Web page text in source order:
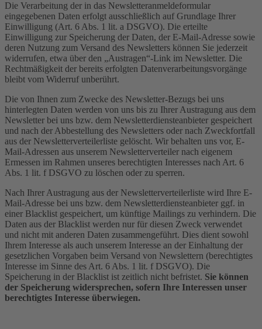
Die Verarbeitung der in das Newsletteranmeldeformular
eingegebenen Daten erfolgt ausschließlich auf Grundlage Ihrer
Einwilligung (Art. 6 Abs. 1 lit. a DSGVO). Die erteilte
Einwilligung zur Speicherung der Daten, der E-Mail-Adresse sowie
deren Nutzung zum Versand des Newsletters können Sie jederzeit
widerrufen, etwa über den „Austragen“-Link im Newsletter. Die
Rechtmäßigkeit der bereits erfolgten Datenverarbeitungsvorgänge
bleibt vom Widerruf unberührt.
Die von Ihnen zum Zwecke des Newsletter-Bezugs bei uns
hinterlegten Daten werden von uns bis zu Ihrer Austragung aus dem
Newsletter bei uns bzw. dem Newsletterdiensteanbieter gespeichert
und nach der Abbestellung des Newsletters oder nach Zweckfortfall
aus der Newsletterverteilerliste gelöscht. Wir behalten uns vor, E-
Mail-Adressen aus unserem Newsletterverteiler nach eigenem
Ermessen im Rahmen unseres berechtigten Interesses nach Art. 6
Abs. 1 lit. f DSGVO zu löschen oder zu sperren.
Nach Ihrer Austragung aus der Newsletterverteilerliste wird Ihre E-
Mail-Adresse bei uns bzw. dem Newsletterdiensteanbieter ggf. in
einer Blacklist gespeichert, um künftige Mailings zu verhindern. Die
Daten aus der Blacklist werden nur für diesen Zweck verwendet
und nicht mit anderen Daten zusammengeführt. Dies dient sowohl
Ihrem Interesse als auch unserem Interesse an der Einhaltung der
gesetzlichen Vorgaben beim Versand von Newslettern (berechtigtes
Interesse im Sinne des Art. 6 Abs. 1 lit. f DSGVO). Die
Speicherung in der Blacklist ist zeitlich nicht befristet. Sie können
der Speicherung widersprechen, sofern Ihre Interessen unser
berechtigtes Interesse überwiegen.